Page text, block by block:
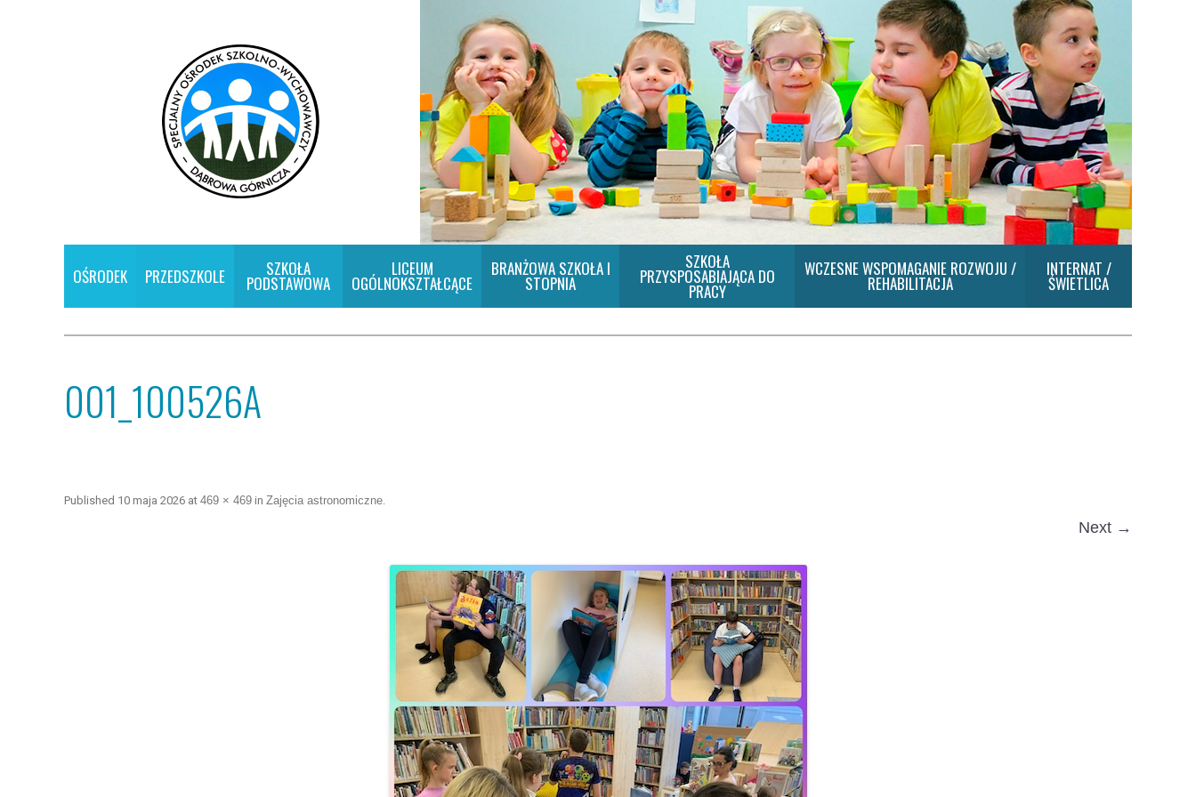
OŚRODEK PRZEDSZKOLE SZKOŁA
PODSTAWOWA
LICEUM
OGÓLNOKSZTAŁCĄCE
BRANŻOWA SZKOŁA I
STOPNIA
SZKOŁA
PRZYSPOSABIAJĄCA DO
PRACY
WCZESNE WSPOMAGANIE ROZWOJU /
REHABILITACJA
INTERNAT /
ŚWIETLICA
001_100526A
Published 10 maja 2026 at 469 × 469 in Zajęcia astronomiczne.
Next →